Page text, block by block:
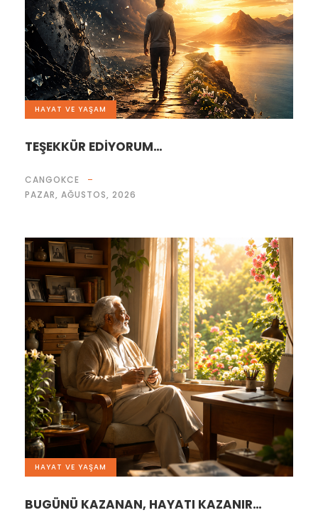
HAYAT VE YAŞAM
TEŞEKKÜR EDİYORUM…
CANGOKCE
PAZAR, AĞUSTOS, 2026
HAYAT VE YAŞAM
BUGÜNÜ KAZANAN, HAYATI KAZANIR…